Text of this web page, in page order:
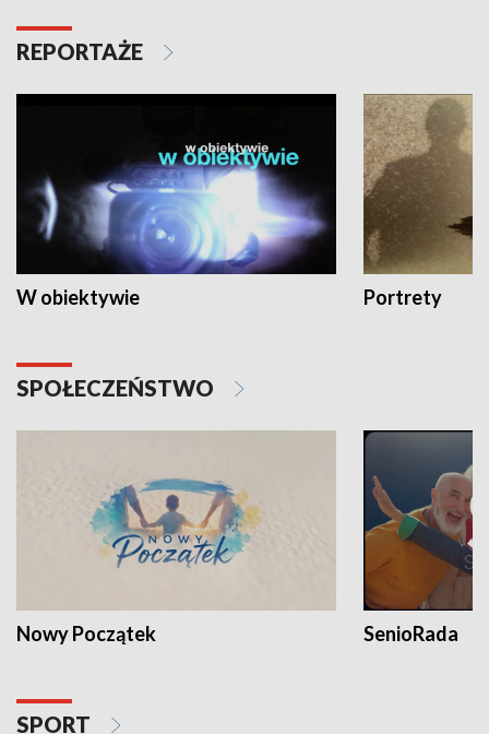
REPORTAŻE
W obiektywie Portrety
SPOŁECZEŃSTWO
Nowy Początek SenioRada
SPORT